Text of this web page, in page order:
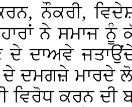
ਨੌਕਰੀ,
ਨੇ ਸਮਾਜ ਨੂੰ
ਦੇ ਦਾਅਵੇ
ਦੇ ਦਮਗਜ਼ੇ ਮਾਰਦੇ
ਵਿਰੋਧ ਕਰਨ ਦੀ